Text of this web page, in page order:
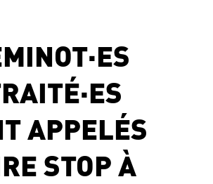
APPELÉS
STOP À